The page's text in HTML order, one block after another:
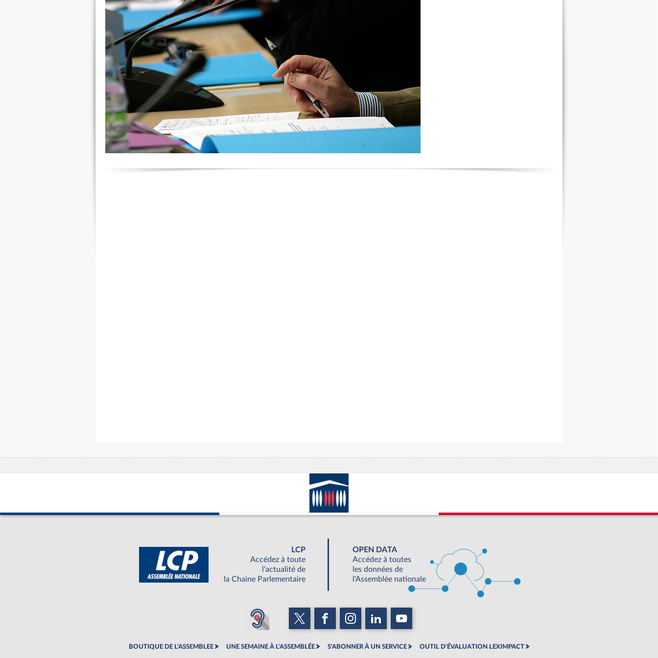
LCP
Accédez à toute
l'actualité de
la Chaine Parlementaire
OPEN DATA
Accédez à toutes
les données de
l'Assemblée nationale
BOUTIQUE DE L'ASSEMBLEE UNE SEMAINE À L'ASSEMBLÉE S'ABONNER À UN SERVICE OUTIL D'ÉVALUATION LEXIMPACT